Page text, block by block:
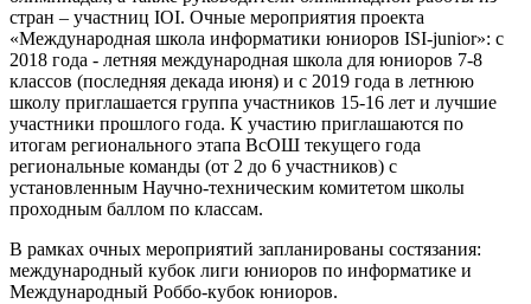
стран – участниц IOI. Очные мероприятия проекта
«Международная школа информатики юниоров ISI-junior»: с
2018 года - летняя международная школа для юниоров 7-8
классов (последняя декада июня) и с 2019 года в летнюю
школу приглашается группа участников 15-16 лет и лучшие
участники прошлого года. К участию приглашаются по
итогам регионального этапа ВсОШ текущего года
региональные команды (от 2 до 6 участников) с
установленным Научно-техническим комитетом школы
проходным баллом по классам.
В рамках очных мероприятий запланированы состязания:
международный кубок лиги юниоров по информатике и
Международный Роббо-кубок юниоров.